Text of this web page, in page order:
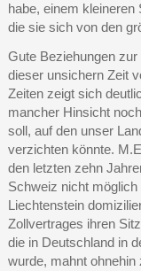
habe, einem kleineren
die sie sich von den
Gute Beziehungen
dieser unsichern Zeit
Zeiten zeigt sich
mancher Hinsicht
soll, auf den unser
verzichten könnte.
den letzten zehn
Schweiz nicht
Liechtenstein
Zollvertrages ihren
die in Deutschland in
wurde, mahnt ohnehin